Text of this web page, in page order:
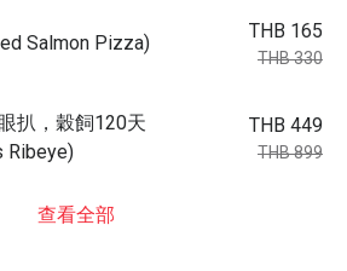
Salmon Pizza)
THB 165
THB 330
扒，穀飼120天
Ribeye)
THB 449
THB 899
查看全部